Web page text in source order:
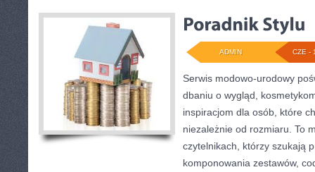
CZE -
ADMIN
Serwis modowo-urodowy
dbaniu o wygląd,
inspiracjom dla osób, które
niezależnie od rozmiaru. To
czytelnikach, którzy szukają
komponowania zestawów,